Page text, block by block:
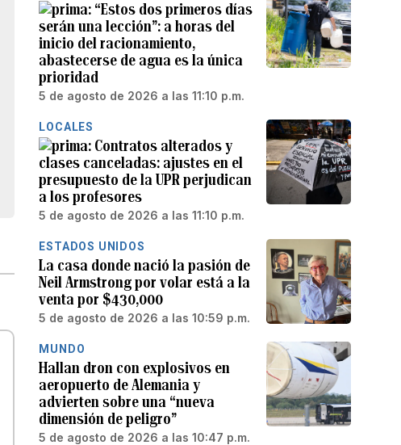
“Estos dos primeros días
serán una lección”: a horas del
inicio del racionamiento,
abastecerse de agua es la única
prioridad
5 de agosto de 2026 a las 11:10 p.m.
LOCALES
Contratos alterados y
clases canceladas: ajustes en el
presupuesto de la UPR perjudican
a los profesores
5 de agosto de 2026 a las 11:10 p.m.
ESTADOS UNIDOS
La casa donde nació la pasión de
Neil Armstrong por volar está a la
venta por $430,000
5 de agosto de 2026 a las 10:59 p.m.
MUNDO
Hallan dron con explosivos en
aeropuerto de Alemania y
advierten sobre una “nueva
dimensión de peligro”
5 de agosto de 2026 a las 10:47 p.m.